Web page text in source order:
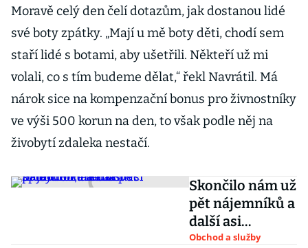
Moravě celý den čelí dotazům, jak dostanou lidé
své boty zpátky. „Mají u mě boty děti, chodí sem
staří lidé s botami, aby ušetřili. Někteří už mi
volali, co s tím budeme dělat,“ řekl Navrátil. Má
nárok sice na kompenzační bonus pro živnostníky
ve výši 500 korun na den, to však podle něj na
živobytí zdaleka nestačí.
Skončilo nám už
pět nájemníků a
další asi
přibydou, říká
Obchod a služby